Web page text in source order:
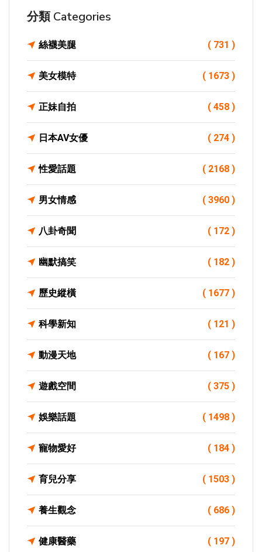
分類 Categories
絲襪美腿 ( 731 )
美女模特 ( 1673 )
正妹自拍 ( 458 )
日本AV女優 ( 274 )
性愛話題 ( 2168 )
男女情感 ( 3960 )
八卦奇聞 ( 172 )
幽默搞笑 ( 182 )
歷史縱橫 ( 1677 )
科學新知 ( 121 )
動漫天地 ( 167 )
遊戲空間 ( 375 )
娛樂話題 ( 1498 )
寵物愛好 ( 184 )
育兒分享 ( 1503 )
養生觀念 ( 686 )
健康醫藥 ( 197 )